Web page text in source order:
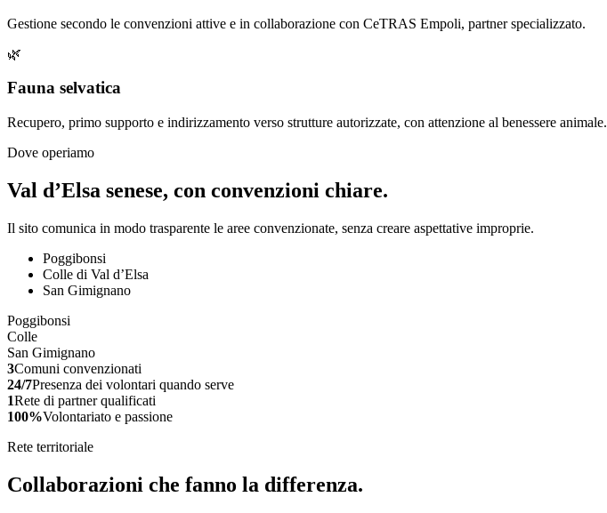
Gestione secondo le convenzioni attive e in collaborazione con CeTRAS Empoli, partner specializzato.
🌿
Fauna selvatica
Recupero, primo supporto e indirizzamento verso strutture autorizzate, con attenzione al benessere animale.
Dove operiamo
Val d’Elsa senese, con convenzioni chiare.
Il sito comunica in modo trasparente le aree convenzionate, senza creare aspettative improprie.
Poggibonsi
Colle di Val d’Elsa
San Gimignano
Poggibonsi
Colle
San Gimignano
3Comuni convenzionati
24/7Presenza dei volontari quando serve
1Rete di partner qualificati
100%Volontariato e passione
Rete territoriale
Collaborazioni che fanno la differenza.